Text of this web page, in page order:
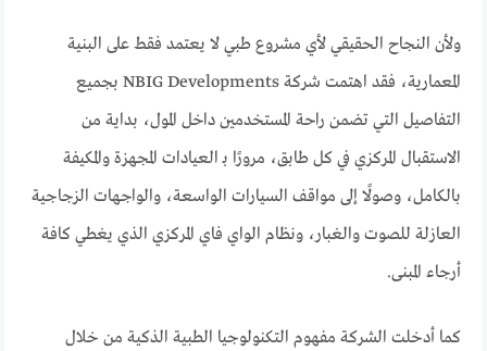
ولأن النجاح الحقيقي لأي مشروع طبي لا يعتمد فقط على البنية
المعمارية، فقد اهتمت شركة NBIG Developments بجميع
التفاصيل التي تضمن راحة المستخدمين داخل المول، بداية من
الاستقبال المركزي في كل طابق، مرورًا بـ العيادات المجهزة والمكيفة
بالكامل، وصولًا إلى مواقف السيارات الواسعة، والواجهات الزجاجية
العازلة للصوت والغبار، ونظام الواي فاي المركزي الذي يغطي كافة
أرجاء المبنى.
كما أدخلت الشركة مفهوم التكنولوجيا الطبية الذكية من خلال